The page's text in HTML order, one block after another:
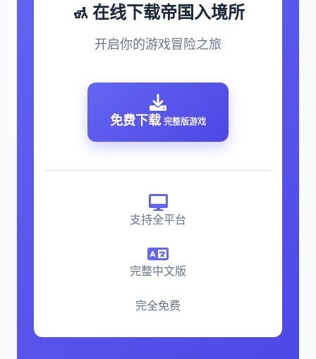
🚮 在线下载帝国入境所
开启你的游戏冒险之旅
免费下载 完整版游戏
支持全平台
完整中文版
完全免费